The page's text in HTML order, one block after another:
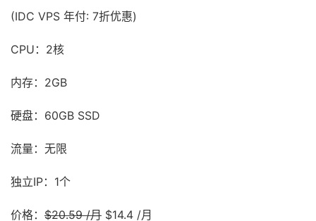
(IDC VPS 年付: 7折优惠)
CPU：2核
内存：2GB
硬盘：60GB SSD
流量：无限
独立IP：1个
价格： $20.59 /月 $14.4 /月